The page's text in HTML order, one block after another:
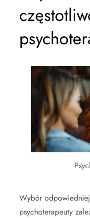
Wybór
psychoterapeuty